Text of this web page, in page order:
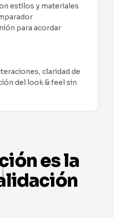
estilos y materiales
para acordar
claridad de
del look & feel sin
la foto original, combina
y tiempo en ficha, más
PDP con
bien, pero el PDP no
es la